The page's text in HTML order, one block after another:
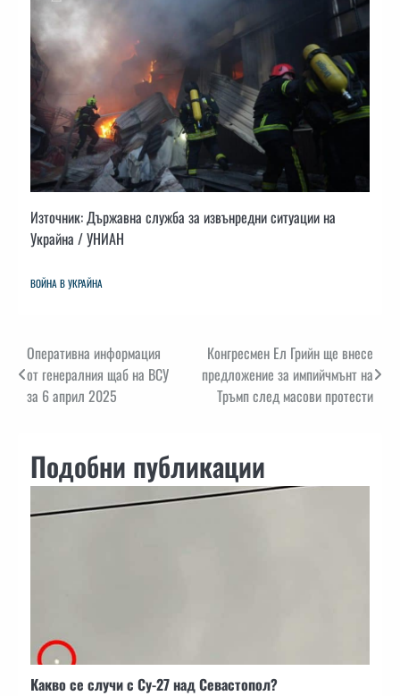
Източник: Държавна служба за извънредни ситуации на
Украйна / УНИАН
ВОЙНА В УКРАЙНА
Навигация
Оперативна информация
от генералния щаб на ВСУ
за 6 април 2025
Конгресмен Ел Грийн ще внесе
предложение за импийчмънт на
Тръмп след масови протести
Подобни публикации
Какво се случи с Су-27 над Севастопол?